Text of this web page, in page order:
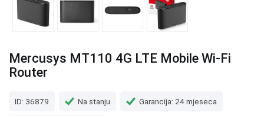
Mercusys MT110 4G LTE Mobile Wi-Fi
Router
ID: 36879 Na stanju Garancija: 24 mjeseca